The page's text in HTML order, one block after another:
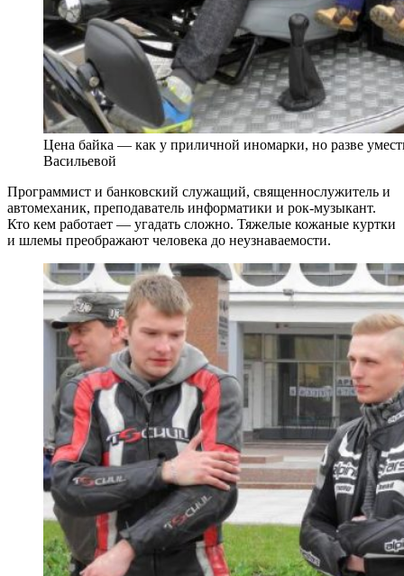
Цена байка — как у приличной иномарки, но разве
Васильевой
Программист и банковский служащий, священнослужитель и
автомеханик, преподаватель информатики и рок-музыкант.
Кто кем работает — угадать сложно. Тяжелые кожаные куртки
и шлемы преображают человека до неузнаваемости.